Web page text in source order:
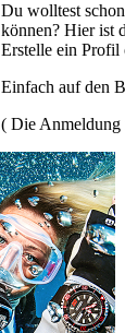
Du wolltest
können? Hier ist
Erstelle ein Profil
Einfach auf den
( Die